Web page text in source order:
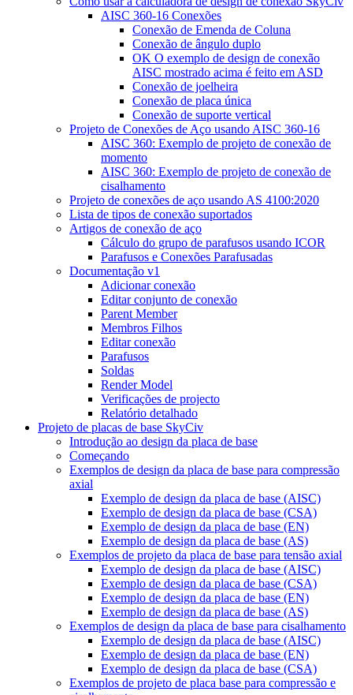
AISC 360-16 Conexões
Conexão de Emenda de Coluna
Conexão de ângulo duplo
OK O exemplo de design de conexão
AISC mostrado acima é feito em ASD
Conexão de joelheira
Conexão de placa única
Conexão de suporte vertical
Projeto de Conexões de Aço usando AISC 360-16
AISC 360: Exemplo de projeto de conexão de
momento
AISC 360: Exemplo de projeto de conexão de
cisalhamento
Projeto de conexões de aço usando AS 4100:2020
Lista de tipos de conexão suportados
Artigos de conexão de aço
Cálculo do grupo de parafusos usando ICOR
Parafusos e Conexões Parafusadas
Documentação v1
Adicionar conexão
Editar conjunto de conexão
Parent Member
Membros Filhos
Editar conexão
Parafusos
Soldas
Render Model
Verificações de projecto
Relatório detalhado
Projeto de placas de base SkyCiv
Introdução ao design da placa de base
Começando
Exemplos de design da placa de base para compressão
axial
Exemplo de design da placa de base (AISC)
Exemplo de design da placa de base (CSA)
Exemplo de design da placa de base (EN)
Exemplo de design da placa de base (AS)
Exemplos de projeto da placa de base para tensão axial
Exemplo de design da placa de base (AISC)
Exemplo de design da placa de base (CSA)
Exemplo de design da placa de base (EN)
Exemplo de design da placa de base (AS)
Exemplos de design da placa de base para cisalhamento
Exemplo de design da placa de base (AISC)
Exemplo de design da placa de base (EN)
Exemplo de design da placa de base (CSA)
Exemplos de projeto de placa base para compressão e